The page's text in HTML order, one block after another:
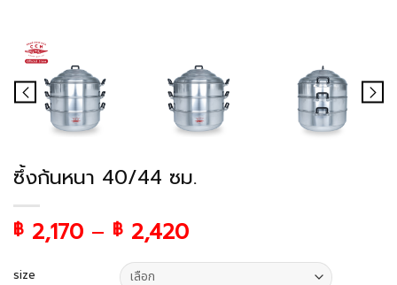
ซึ้งก้นหนา 40/44 ซม.
฿ 2,170 – ฿ 2,420
size